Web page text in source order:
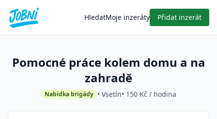
HledatMoje inzeráty Přidat inzerát
Pomocné práce kolem domu a na
zahradě
Nabídka brigády • Vsetín• 150 Kč / hodina